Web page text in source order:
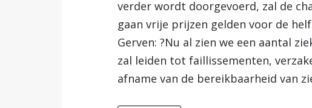
verder wordt doorgevoerd, zal de
gaan vrije prijzen gelden voor de
Gerven: ?Nu al zien we een aantal
zal leiden tot faillissementen,
afname van de bereikbaarheid van